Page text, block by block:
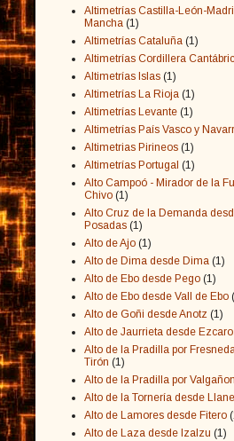
Altimetrías Castilla-León-
Mancha (1)
Altimetrías Cataluña (1)
Altimetrías Cordillera
Altimetrías Islas (1)
Altimetrías La Rioja (1)
Altimetrías Levante (1)
Altimetrías País Vasco y
Altimetrias Pirineos (1)
Altimetrías Portugal (1)
Alto Campoó - Mirador de la
Chivo (1)
Alto Cruz de la Demanda
Posadas (1)
Alto de Ajo (1)
Alto de Dima desde Dima (1)
Alto de Ebo desde Pego (1)
Alto de Ebo desde Vall de Ebo
Alto de Goñi desde Anotz (1)
Alto de Jaurrieta desde
Alto de la Pradilla por
Tirón (1)
Alto de la Pradilla por Valgañon
Alto de la Tornería desde
Alto de Lamores desde Fitero
Alto de Laza desde Izalzu (1)